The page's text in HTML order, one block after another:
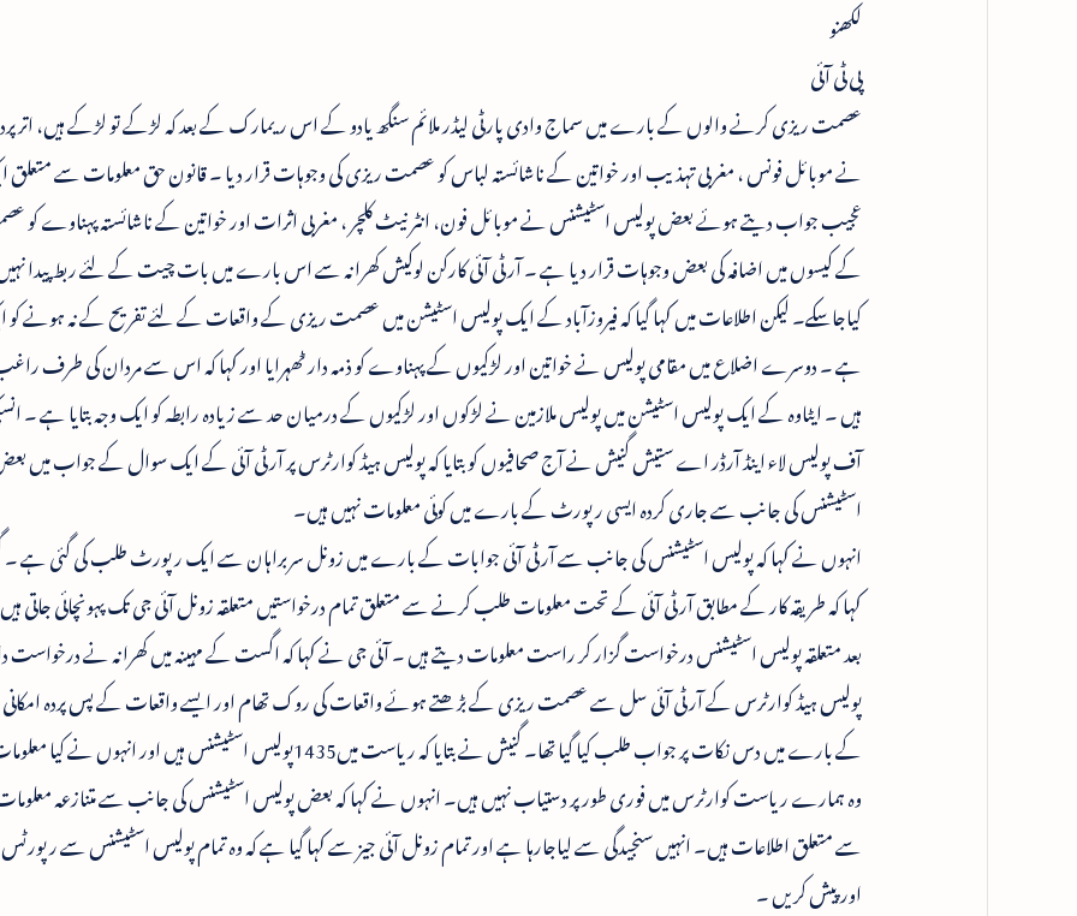
لکھنو
پی ٹی آئی
عصمت ریزی کرنے والوں کے بارے میں سماج وادی پارٹی لیڈر ملائم سنگھ یادو کے اس ریمارک کے بعد کہ لڑکے تو لڑکے ہیں، اتر
نے موبائل فونس ، مغربی تہذیب اور خواتین کے ناشائستہ لباس کو عصمت ریزی کی وجوہات قرار دیا ۔ قانون حق معلومات سے
عجیب جواب دیتے ہوئے بعض پولیس اسٹیشنس نے موبائل فون، انٹر نیٹ کلچر ، مغربی اثرات اور خواتین کے ناشائستہ پہناوے کو
کے کیسوں میں اضافہ کی بعض وجوہات قرار دیا ہے ۔ آر ٹی آئی کارکن لوکیش کھرانہ سے اس بارے میں بات چیت کے لئے ربط پیدا
کیاجاسکے۔ لیکن اطلاعات میں کہا گیا کہ فیروزآباد کے ایک پولیس اسٹیشن میں عصمت ریزی کے واقعات کے لئے تفریح کے نہ ہونے کو
ہے ۔ دوسرے اضلاع میں مقامی پولیس نے خواتین اور لڑکیوں کے پہناوے کو ذمہ دار ٹھہرایا اور کہا کہ اس سے مردان کی طرف
ہیں ۔ ایٹاوہ کے ایک پولیس اسٹیشن میں پولیس ملازمین نے لڑکوں اور لڑکیوں کے درمیان حد سے زیادہ رابطہ کو ایک وجہ بتایا ہے ۔
آف پولیس لاء اینڈ آرڈر اے ستیش گنیش نے آج صحافیوں کو بتایا کہ پولیس ہیڈ کوارٹرس پر آر ٹی آئی کے ایک سوال کے جواب میں
اسٹیشنس کی جانب سے جاری کردہ ایسی رپورٹ کے بارے میں کوئی معلومات نہیں ہیں۔
انہوں نے کہا کہ پولیس اسٹیشنس کی جانب سے آر ٹی آئی جوابات کے بارے میں زونل سربراہان سے ایک رپورٹ طلب کی گئی ہے
کہا کہ طریقہ کار کے مطابق آر ٹی آئی کے تحت معلومات طلب کرنے سے متعلق تمام درخواستیں متعلقہ زونل آئی جی تک پہونچائی
بعد متعلقہ پولیس اسٹیشنس درخواست گزار کر راست معلومات دیتے ہیں ۔ آئی جی نے کہا کہ اگست کے مہینہ میں کھرانہ نے درخواست
پولیس ہیڈ کوارٹرس کے آر ٹی آئی سل سے عصمت ریزی کے بڑھتے ہوئے واقعات کی روک تھام اور ایسے واقعات کے پس پردہ
کے بارے میں دس نکات پر جواب طلب کیا گیا تھا۔ گنیش نے بتایا کہ ریاست میں1435پولیس اسٹیشنس ہیں اور
وہ ہمارے ریاست کوارٹرس میں فوری طور پر دستیاب نہیں ہیں۔ انہوں نے کہا کہ بعض پولیس اسٹیشنس کی جانب سے متنازعہ معلومات
سے متعلق اطلاعات ہیں۔ انہیں سنجیدگی سے لیاجارہا ہے اور تمام زونل آئی جیز سے کہا گیا ہے کہ وہ تمام پولیس اسٹیشنس سے
اور پیش کریں ۔